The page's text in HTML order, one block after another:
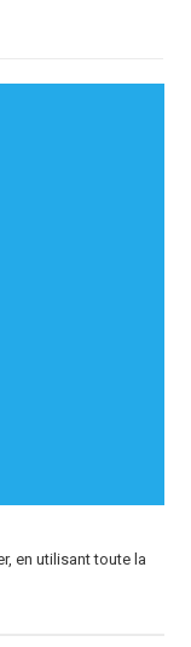
en utilisant toute la